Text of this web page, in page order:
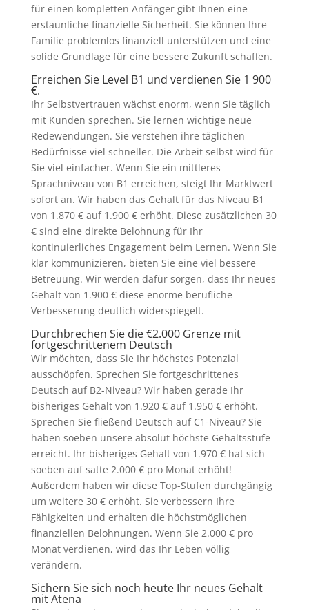
für einen kompletten Anfänger gibt Ihnen eine
erstaunliche finanzielle Sicherheit. Sie können Ihre
Familie problemlos finanziell unterstützen und eine
solide Grundlage für eine bessere Zukunft schaffen.
Erreichen Sie Level B1 und verdienen Sie 1 900
€.
Ihr Selbstvertrauen wächst enorm, wenn Sie täglich
mit Kunden sprechen. Sie lernen wichtige neue
Redewendungen. Sie verstehen ihre täglichen
Bedürfnisse viel schneller. Die Arbeit selbst wird für
Sie viel einfacher. Wenn Sie ein mittleres
Sprachniveau von B1 erreichen, steigt Ihr Marktwert
sofort an. Wir haben das Gehalt für das Niveau B1
von 1.870 € auf 1.900 € erhöht. Diese zusätzlichen 30
€ sind eine direkte Belohnung für Ihr
kontinuierliches Engagement beim Lernen. Wenn Sie
klar kommunizieren, bieten Sie eine viel bessere
Betreuung. Wir werden dafür sorgen, dass Ihr neues
Gehalt von 1.900 € diese enorme berufliche
Verbesserung deutlich widerspiegelt.
Durchbrechen Sie die €2.000 Grenze mit
fortgeschrittenem Deutsch
Wir möchten, dass Sie Ihr höchstes Potenzial
ausschöpfen. Sprechen Sie fortgeschrittenes
Deutsch auf B2-Niveau? Wir haben gerade Ihr
bisheriges Gehalt von 1.920 € auf 1.950 € erhöht.
Sprechen Sie fließend Deutsch auf C1-Niveau? Sie
haben soeben unsere absolut höchste Gehaltsstufe
erreicht. Ihr bisheriges Gehalt von 1.970 € hat sich
soeben auf satte 2.000 € pro Monat erhöht!
Außerdem haben wir diese Top-Stufen durchgängig
um weitere 30 € erhöht. Sie verbessern Ihre
Fähigkeiten und erhalten die höchstmöglichen
finanziellen Belohnungen. Wenn Sie 2.000 € pro
Monat verdienen, wird das Ihr Leben völlig
verändern.
Sichern Sie sich noch heute Ihr neues Gehalt
mit Atena